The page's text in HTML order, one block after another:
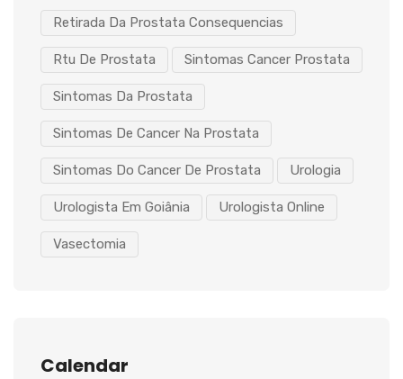
Retirada Da Prostata Consequencias
Rtu De Prostata Sintomas Cancer Prostata
Sintomas Da Prostata
Sintomas De Cancer Na Prostata
Sintomas Do Cancer De Prostata Urologia
Urologista Em Goiânia Urologista Online
Vasectomia
Calendar